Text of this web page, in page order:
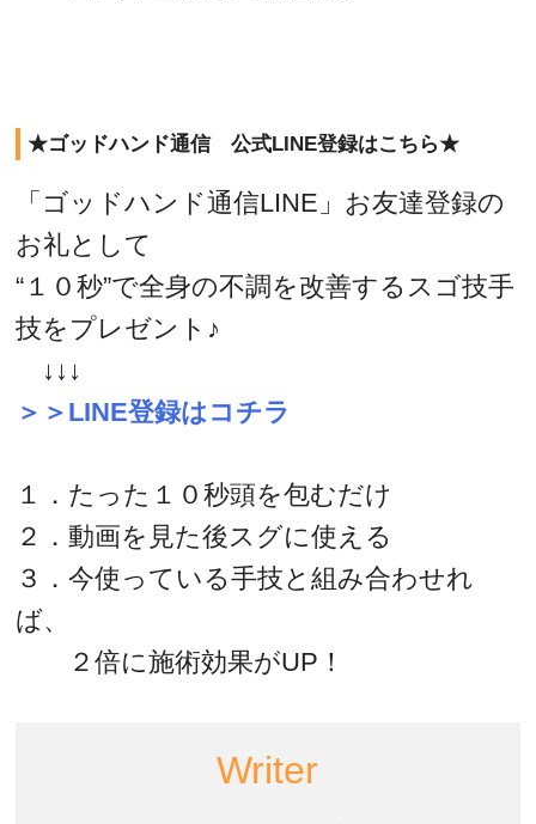
★ゴッドハンド通信 公式LINE登録はこちら★
「ゴッドハンド通信LINE」お友達登録の
お礼として
“１０秒”で全身の不調を改善するスゴ技手
技をプレゼント♪
↓↓↓
＞＞LINE登録はコチラ
１．たった１０秒頭を包むだけ
２．動画を見た後スグに使える
３．今使っている手技と組み合わせれ
ば、
２倍に施術効果がUP！
Writer